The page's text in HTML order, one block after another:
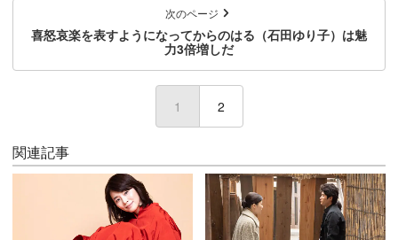
次のページ
喜怒哀楽を表すようになってからのはる（石田ゆり子）は魅
力3倍増しだ
1 (current)
2
関連記事